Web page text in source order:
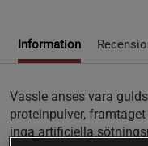
Information
Vassle anses vara
proteinpulver,
inga artificiella